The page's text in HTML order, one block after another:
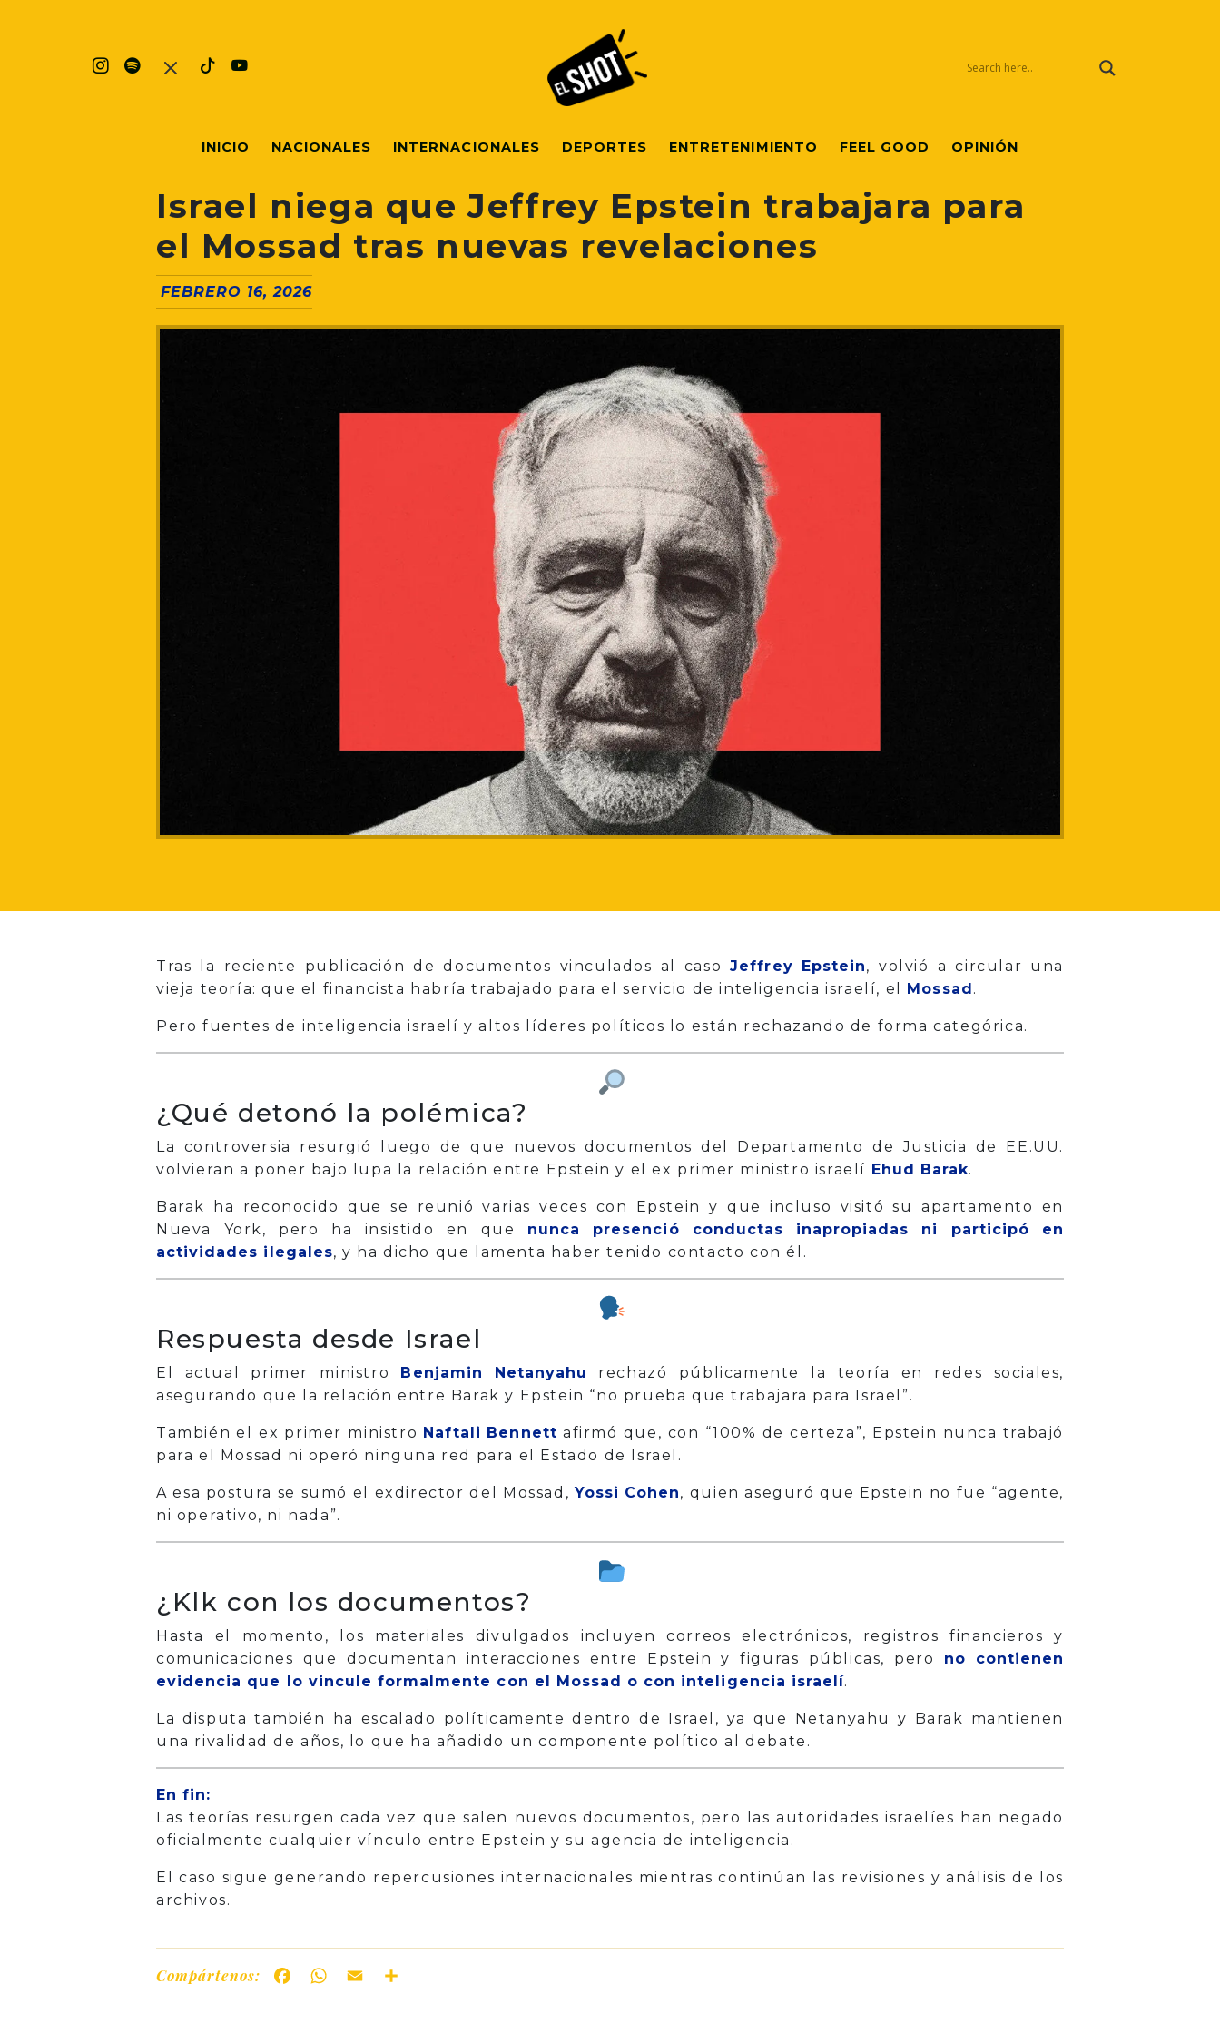
INICIO NACIONALES INTERNACIONALES DEPORTES ENTRETENIMIENTO FEEL GOOD OPINIÓN
Israel niega que Jeffrey Epstein trabajara para
el Mossad tras nuevas revelaciones
FEBRERO 16, 2026
Tras la reciente publicación de documentos vinculados al casoJeffrey Epstein, volvió a circular una
vieja teoría: que el financista habría trabajado para el servicio de inteligencia israelí, el Mossad.
Pero fuentes de inteligencia israelí y altos líderes políticos lo están rechazando de forma categórica.
¿Qué detonó la polémica?
La controversia resurgió luego de que nuevos documentos del Departamento de Justicia de EE.UU.
volvieran a poner bajo lupa la relación entre Epstein y el ex primer ministro israelí Ehud Barak.
Barak ha reconocido que se reunió varias veces con Epstein y que incluso visitó su apartamento en
Nueva York, pero ha insistido en que nunca presenció conductas inapropiadas ni participó en
actividades ilegales, y ha dicho que lamenta haber tenido contacto con él.
Respuesta desde Israel
El actual primer ministro Benjamin Netanyahu
rechazó públicamente la teoría en redes sociales,
asegurando que la relación entre Barak y Epstein “no prueba que trabajara para Israel”.
También el ex primer ministro Naftali Bennett afirmó que, con “100% de certeza”, Epstein nunca trabajó
para el Mossad ni operó ninguna red para el Estado de Israel.
A esa postura se sumó el exdirector del Mossad,Yossi Cohen, quien aseguró que Epstein no fue “agente,
ni operativo, ni nada”.
¿Klk con los documentos?
Hasta el momento, los materiales divulgados incluyen correos electrónicos, registros financieros y
comunicaciones que documentan interacciones entre Epstein y figuras públicas, pero no contienen
evidencia que lo vincule formalmente con el Mossad o con inteligencia israelí.
La disputa también ha escalado políticamente dentro de Israel, ya que Netanyahu y Barak mantienen
una rivalidad de años, lo que ha añadido un componente político al debate.
En fin:
Las teorías resurgen cada vez que salen nuevos documentos, pero las autoridades israelíes han negado
oficialmente cualquier vínculo entre Epstein y su agencia de inteligencia.
El caso sigue generando repercusiones internacionales mientras continúan las revisiones y análisis de los
archivos.
Compártenos: FacebookWhatsApp
Email